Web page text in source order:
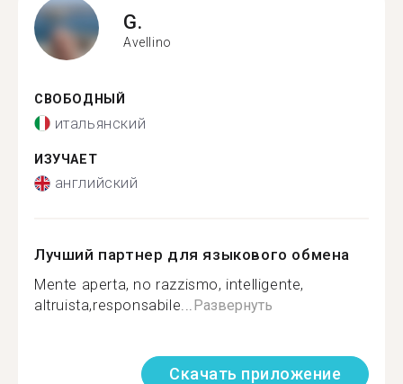
G.
Avellino
СВОБОДНЫЙ
итальянский
ИЗУЧАЕТ
английский
Лучший партнер для языкового обмена
Mente aperta, no razzismo, intelligente,
altruista,responsabile...Развернуть
Скачать приложение